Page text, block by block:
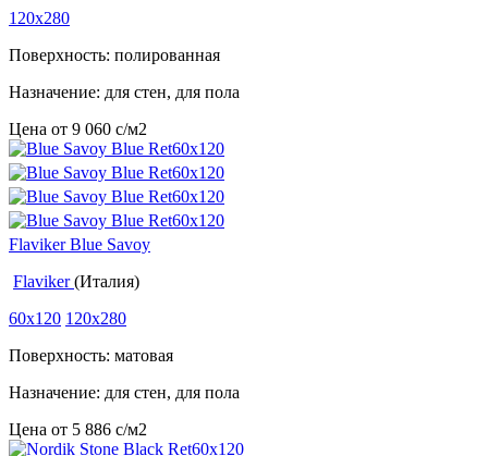
120x280
Поверхность: полированная
Назначение: для стен, для пола
Цена от 9 060 c/м2
Flaviker Blue Savoy
Flaviker(Италия)
60x120 120x280
Поверхность: матовая
Назначение: для стен, для пола
Цена от 5 886 c/м2